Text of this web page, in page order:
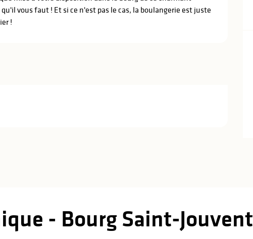
vous faut ! Et si ce n'est pas le cas, la boulangerie est juste
!
- Bourg Saint-Jouvent